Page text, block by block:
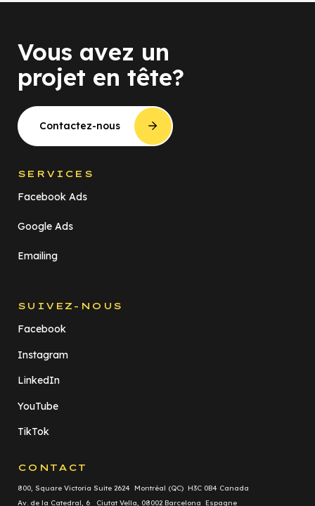
Vous avez un
projet en tête?
Contactez-nous
SERVICES
Facebook Ads
Google Ads
Emailing
SUIVEZ-NOUS
Facebook
Instagram
LinkedIn
YouTube
TikTok
CONTACT
800, Square Victoria Suite 2624 Montréal (QC) H3C 0B4 Canada
Av. de la Catedral, 6 Ciutat Vella, 08002 Barcelona Espagne